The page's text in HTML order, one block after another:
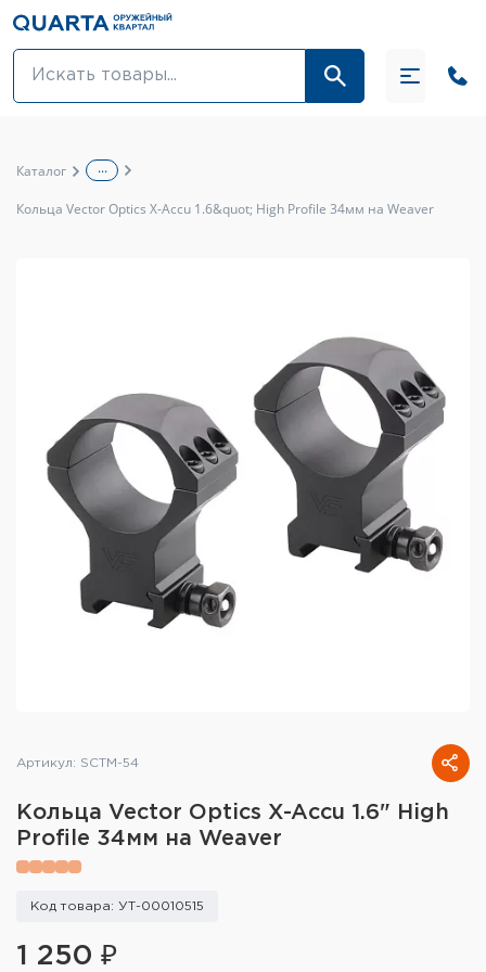
Оптовикам
Средства для ухода за оружием
Тюнинг оружия и ЗИП
Обувь
Тактическое снаряжение
Высокоточная стрельба
Спортивная стрельба
Кобуры и системы ношения
снаряжения
Сумки и рюкзаки
Каталог ...
Кольца Vector Optics X-Accu 1.6&quot; High Profile 34мм на Weaver
Артикул: SCTM-54
Кольца Vector Optics X-Accu 1.6" High
Profile 34мм на Weaver
Код товара: УТ-00010515
1 250 ₽